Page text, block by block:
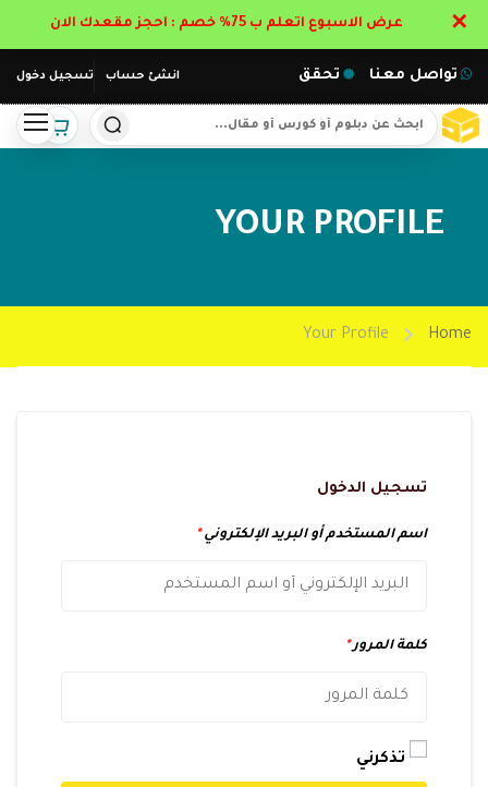
انشئ حساب تسجيل دخول تواصل معنا تحقق
YOUR PROFILE
Home
Your Profile
تسجيل الدخول
اسم المستخدم أو البريد الإلكتروني*
كلمة المرور*
تذكرني
عرض الاسبوع اتعلم ب 75% خصم : احجز مقعدك الان ✕